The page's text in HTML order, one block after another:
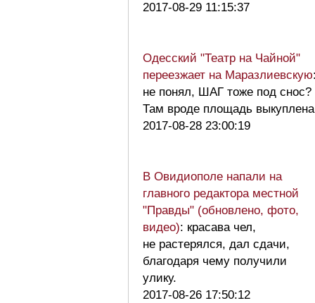
2017-08-29 11:15:37
Одесский "Театр на Чайной"
переезжает на Маразлиевскую
не понял, ШАГ тоже под снос?
Там вроде площадь
2017-08-28 23:00:19
В Овидиополе напали на
главного редактора местной
"Правды" (обновлено, фото,
видео): красава чел,
не растерялся, дал сдачи,
благодаря чему получили
улику.
2017-08-26 17:50:12